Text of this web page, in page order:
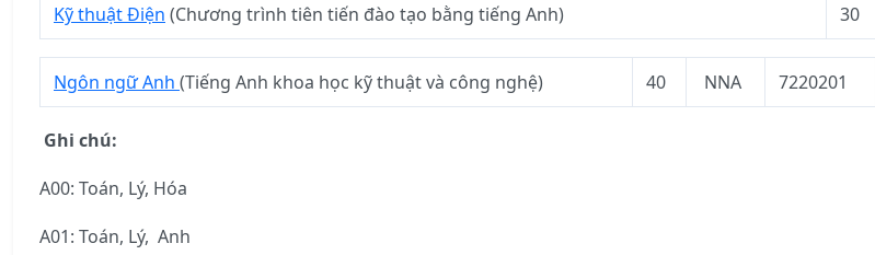
Kỹ thuật Điện (Chương trình tiên tiến đào tạo bằng tiếng Anh) 30
Ngôn ngữ Anh (Tiếng Anh khoa học kỹ thuật và công nghệ) 40 NNA 7220201
Ghi chú:
A00: Toán, Lý, Hóa
A01: Toán, Lý, Anh